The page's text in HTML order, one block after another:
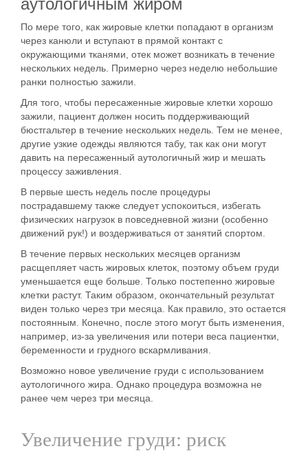
аутологичным жиром
По мере того, как жировые клетки попадают в организм
через канюли и вступают в прямой контакт с
окружающими тканями, отек может возникать в течение
нескольких недель. Примерно через неделю небольшие
ранки полностью зажили.
Для того, чтобы пересаженные жировые клетки хорошо
зажили, пациент должен носить поддерживающий
бюстгальтер в течение нескольких недель. Тем не менее,
другие узкие одежды являются табу, так как они могут
давить на пересаженный аутологичный жир и мешать
процессу заживления.
В первые шесть недель после процедуры
пострадавшему также следует успокоиться, избегать
физических нагрузок в повседневной жизни (особенно
движений рук!) и воздерживаться от занятий спортом
В течение первых нескольких месяцев организм
расщепляет часть жировых клеток, поэтому объем груди
уменьшается еще больше. Только постепенно жировые
клетки растут. Таким образом, окончательный результат
виден только через три месяца. Как правило, это остается
постоянным. Конечно, после этого могут быть изменения,
например, из-за увеличения или потери веса пациентки,
беременности и грудного вскармливания.
Возможно новое увеличение груди с использованием
аутологичного жира. Однако процедура возможна не
ранее чем через три месяца.
Увеличение груди: риск